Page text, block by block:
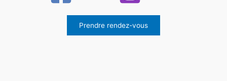
Prendre rendez-vous